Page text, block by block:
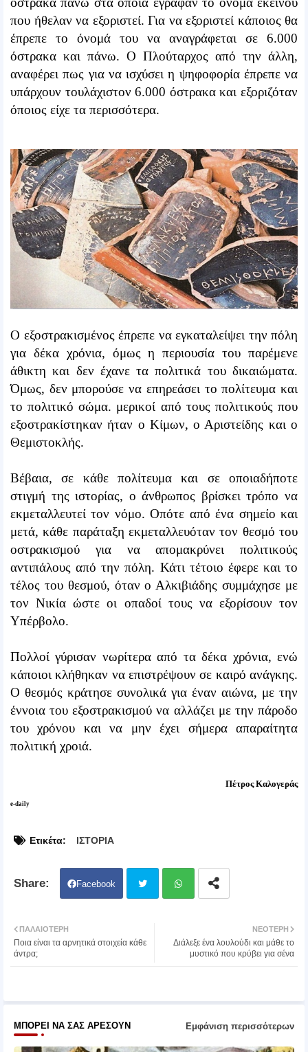
που ήθελαν να εξοριστεί. Για να εξοριστεί κάποιος θα
έπρεπε το όνομά του να αναγράφεται σε 6.000
όστρακα και πάνω. Ο Πλούταρχος από την άλλη,
αναφέρει πως για να ισχύσει η ψηφοφορία έπρεπε να
υπάρχουν τουλάχιστον 6.000 όστρακα και εξοριζόταν
όποιος είχε τα περισσότερα.
Ο εξοστρακισμένος έπρεπε να εγκαταλείψει την πόλη
για δέκα χρόνια, όμως η περιουσία του παρέμενε
άθικτη και δεν έχανε τα πολιτικά του δικαιώματα.
Όμως, δεν μπορούσε να επηρεάσει το πολίτευμα και
το πολιτικό σώμα. μερικοί από τους πολιτικούς που
εξοστρακίστηκαν ήταν ο Κίμων, ο Αριστείδης και ο
Θεμιστοκλής.
Βέβαια, σε κάθε πολίτευμα και σε οποιαδήποτε
στιγμή της ιστορίας, ο άνθρωπος βρίσκει τρόπο να
εκμεταλλευτεί τον νόμο. Οπότε από ένα σημείο και
μετά, κάθε παράταξη εκμεταλλευόταν τον θεσμό του
οστρακισμού για να απομακρύνει πολιτικούς
αντιπάλους από την πόλη. Κάτι τέτοιο έφερε και το
τέλος του θεσμού, όταν ο Αλκιβιάδης συμμάχησε με
τον Νικία ώστε οι οπαδοί τους να εξορίσουν τον
Υπέρβολο.
Πολλοί γύρισαν νωρίτερα από τα δέκα χρόνια, ενώ
κάποιοι κλήθηκαν να επιστρέψουν σε καιρό ανάγκης.
Ο θεσμός κράτησε συνολικά για έναν αιώνα, με την
έννοια του εξοστρακισμού να αλλάζει με την πάροδο
του χρόνου και να μην έχει σήμερα απαραίτητα
πολιτική χροιά.
Πέτρος Καλογεράς
e-daily
Ετικέτα: ΙΣΤΟΡΙΑ
Facebook
ter atsa
ΝΕΌΤΕΡΗ
Διάλεξε ένα λουλούδι και μάθε το
μυστικό που κρύβει για σένα
ΠΑΛΑΙΌΤΕΡΗ
Ποια είναι τα αρνητικά στοιχεία κάθε
άντρα;
ΜΠΟΡΕΊ ΝΑ ΣΑΣ ΑΡΈΣΟΥΝ Εμφάνιση περισσότερων